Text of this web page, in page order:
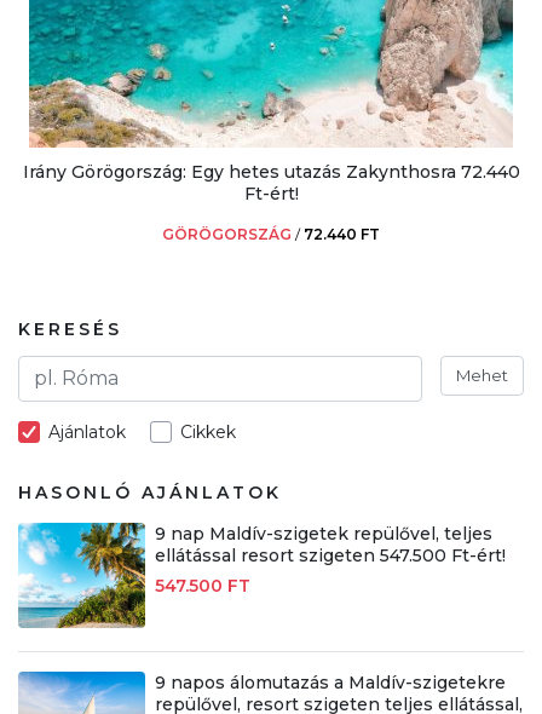
Irány Görögország: Egy hetes utazás Zakynthosra 72.440
Ft-ért!
GÖRÖGORSZÁG / 72.440 FT
KERESÉS
Mehet
Ajánlatok Cikkek
HASONLÓ AJÁNLATOK
9 nap Maldív-szigetek repülővel, teljes
ellátással resort szigeten 547.500 Ft-ért!
547.500 FT
9 napos álomutazás a Maldív-szigetekre
repülővel, resort szigeten teljes ellátással,